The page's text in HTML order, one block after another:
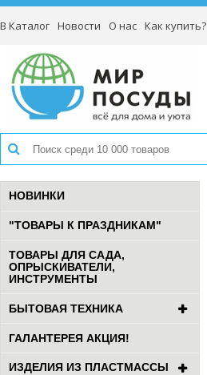
В Каталог Новости О нас Как купить?
НОВИНКИ
"ТОВАРЫ К ПРАЗДНИКАМ"
ТОВАРЫ ДЛЯ САДА,
ОПРЫСКИВАТЕЛИ,
ИНСТРУМЕНТЫ
БЫТОВАЯ ТЕХНИКА
ГАЛАНТЕРЕЯ АКЦИЯ!
ИЗДЕЛИЯ ИЗ ПЛАСТМАССЫ